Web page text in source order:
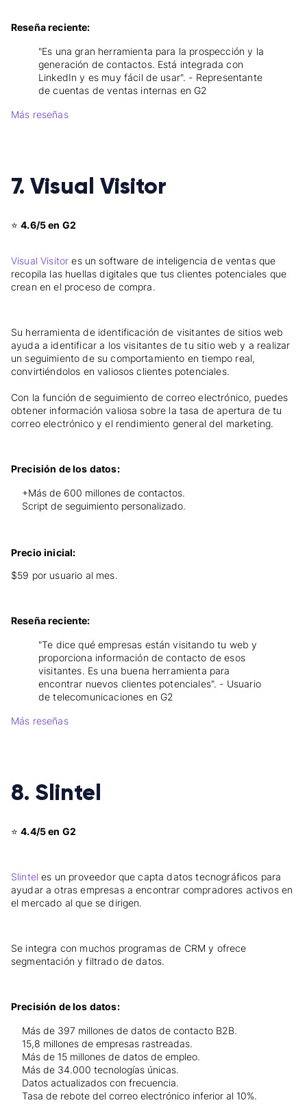
Reseña reciente:
"Es una gran herramienta para la prospección y la
generación de contactos. Está integrada con
LinkedIn y es muy fácil de usar". - Representante
de cuentas de ventas internas en G2
Más reseñas
7. Visual Visitor
⭐4.6/5 en G2
Visual Visitor es un software de inteligencia de ventas que
recopila las huellas digitales que tus clientes potenciales que
crean en el proceso de compra.
Su herramienta de identificación de visitantes de sitios web
ayuda a identificar a los visitantes de tu sitio web y a realizar
un seguimiento de su comportamiento en tiempo real,
convirtiéndolos en valiosos clientes potenciales.
Con la función de seguimiento de correo electrónico, puedes
obtener información valiosa sobre la tasa de apertura de tu
correo electrónico y el rendimiento general del marketing.
Precisión de los datos:
+Más de 600 millones de contactos.
Script de seguimiento personalizado.
Precio inicial:
$59 por usuario al mes.
Reseña reciente:
"Te dice qué empresas están visitando tu web y
proporciona información de contacto de esos
visitantes. Es una buena herramienta para
encontrar nuevos clientes potenciales". - Usuario
de telecomunicaciones en G2
Más reseñas
8. Slintel
⭐4.4/5 en G2
Slintel es un proveedor que capta datos tecnográficos para
ayudar a otras empresas a encontrar compradores activos en
el mercado al que se dirigen.
Se integra con muchos programas de CRM y ofrece
segmentación y filtrado de datos.
Precisión de los datos:
Más de 397 millones de datos de contacto B2B.
15,8 millones de empresas rastreadas.
Más de 15 millones de datos de empleo.
Más de 34.000 tecnologías únicas.
Datos actualizados con frecuencia.
Tasa de rebote del correo electrónico inferior al 10%.